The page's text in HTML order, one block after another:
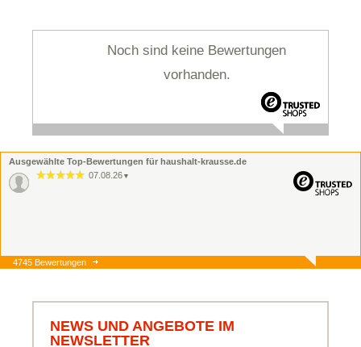
Noch sind keine Bewertungen
vorhanden.
Ausgewählte Top-Bewertungen für haushalt-krausse.de
07.08.26 ▼
07.08.26 ▼
4745 Bewertungen
NEWS UND ANGEBOTE IM
NEWSLETTER